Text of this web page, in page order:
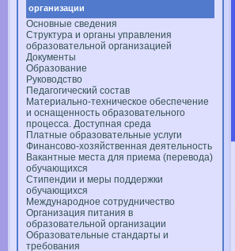
организации
Основные сведения
Структура и органы управления
образовательной организацией
Документы
Образование
Руководство
Педагогический состав
Материально-техническое обеспечение
и оснащенность образовательного
процесса. Доступная среда
Платные образовательные услуги
Финансово-хозяйственная деятельность
Вакантные места для приема (перевода)
обучающихся
Стипендии и меры поддержки
обучающихся
Международное сотрудничество
Организация питания в
образовательной организации
Образовательные стандарты и
требования